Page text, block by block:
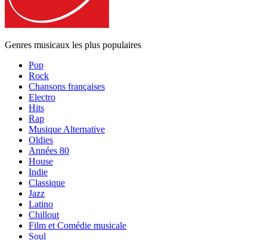
Genres musicaux les plus populaires
Pop
Rock
Chansons françaises
Electro
Hits
Rap
Musique Alternative
Oldies
Années 80
House
Indie
Classique
Jazz
Latino
Chillout
Film et Comédie musicale
Soul